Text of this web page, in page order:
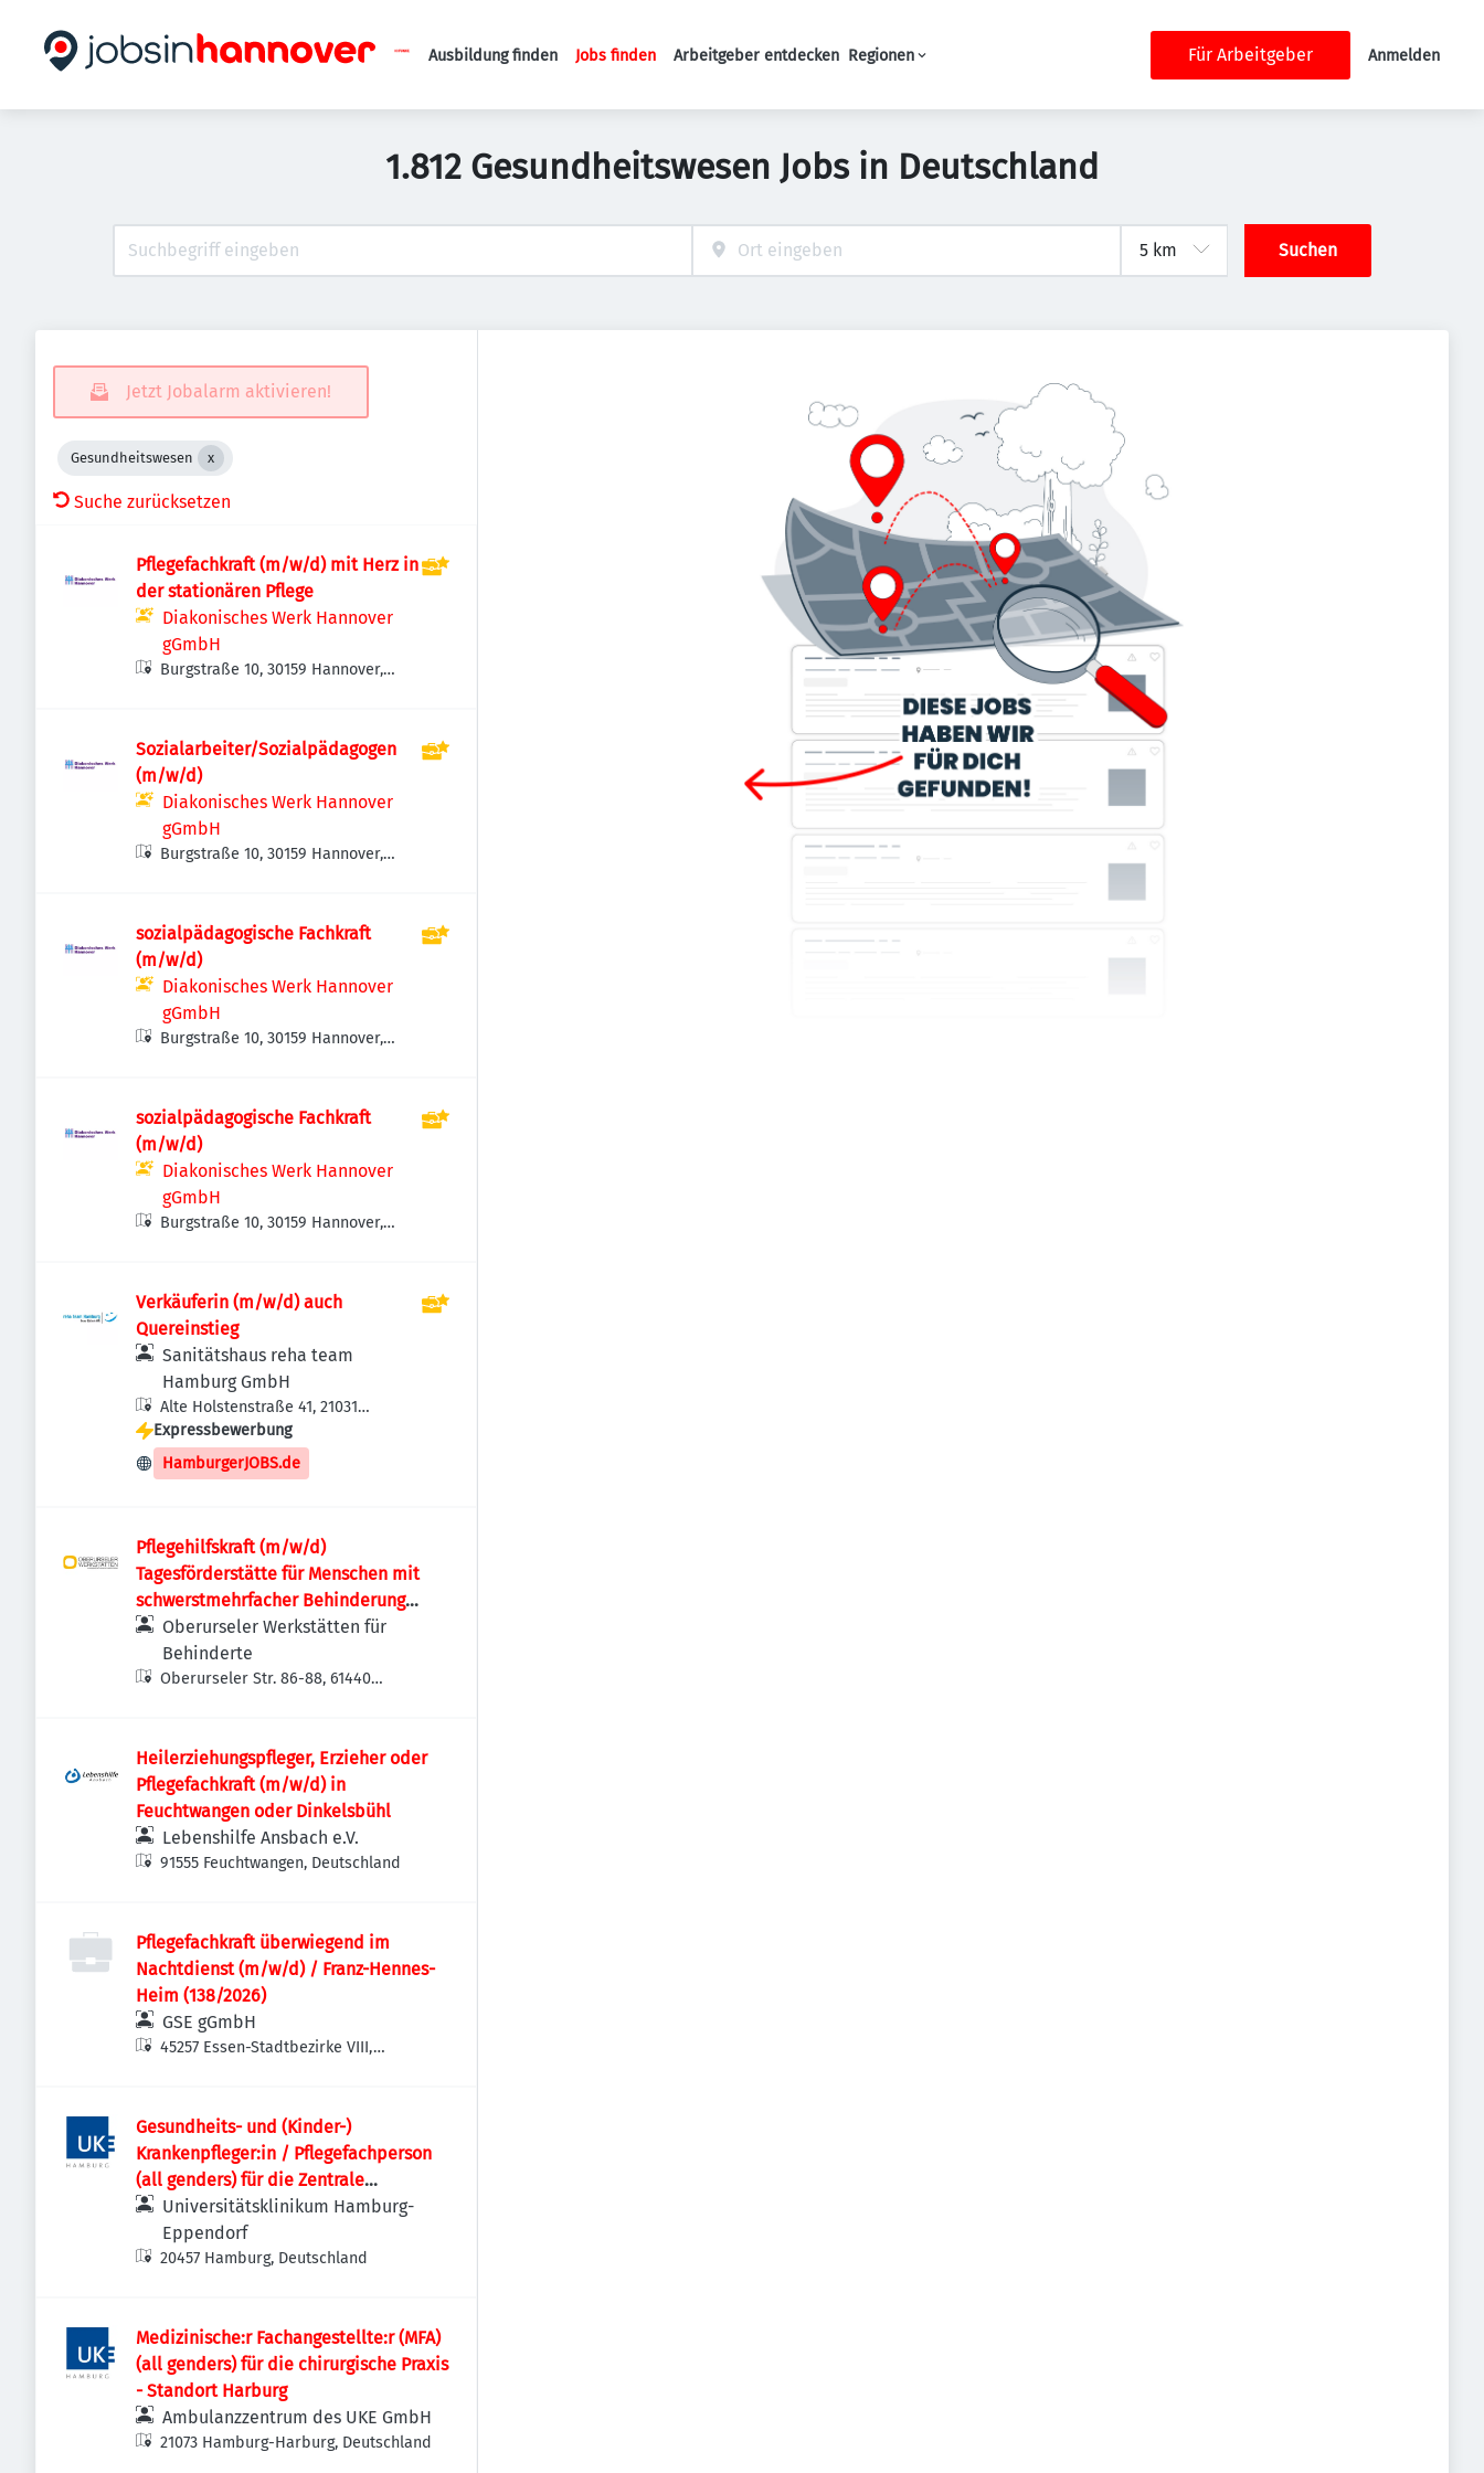
Haupt-Navigation
Ausbildung finden Jobs finden Arbeitgeber entdecken Regionen Für Arbeitgeber Anmelden
1.812 Gesundheitswesen Jobs in Deutschland
Suchen
Jetzt Jobalarm aktivieren!
Gesundheitswesen
Suche zurücksetzen
Pflegefachkraft (m/w/d) mit Herz in
der stationären Pflege
Diakonisches Werk Hannover
gGmbH
Burgstraße 10, 30159 Hannover,
Sozialarbeiter/Sozialpädagogen
(m/w/d)
Diakonisches Werk Hannover
gGmbH
Burgstraße 10, 30159 Hannover,
sozialpädagogische Fachkraft
(m/w/d)
Diakonisches Werk Hannover
gGmbH
Burgstraße 10, 30159 Hannover,
sozialpädagogische Fachkraft
(m/w/d)
Diakonisches Werk Hannover
gGmbH
Burgstraße 10, 30159 Hannover,
Verkäuferin (m/w/d) auch
Quereinstieg
Sanitätshaus reha team
Hamburg GmbH
Alte Holstenstraße 41, 21031
Hamburg, Deutschland
Expressbewerbung
HamburgerJOBS.de
Pflegehilfskraft (m/w/d)
Tagesförderstätte für Menschen mit
schwerstmehrfacher Behinderung
und/oder Verhaltensauffälligkeiten
Oberurseler Werkstätten für
Behinderte
Oberurseler Str. 86-88, 61440
Heilerziehungspfleger, Erzieher oder
Pflegefachkraft (m/w/d) in
Feuchtwangen oder Dinkelsbühl
Lebenshilfe Ansbach e.V.
91555 Feuchtwangen, Deutschland
Pflegefachkraft überwiegend im
Nachtdienst (m/w/d) / Franz-Hennes-
Heim (138/2026)
GSE gGmbH
45257 Essen-Stadtbezirke VIII,
Gesundheits- und (Kinder-)
Krankenpfleger:in / Pflegefachperson
(all genders) für die Zentrale
Notaufnahme
Universitätsklinikum Hamburg-
Eppendorf
20457 Hamburg, Deutschland
Medizinische:r Fachangestellte:r (MFA)
(all genders) für die chirurgische Praxis
- Standort Harburg
Ambulanzzentrum des UKE GmbH
21073 Hamburg-Harburg, Deutschland